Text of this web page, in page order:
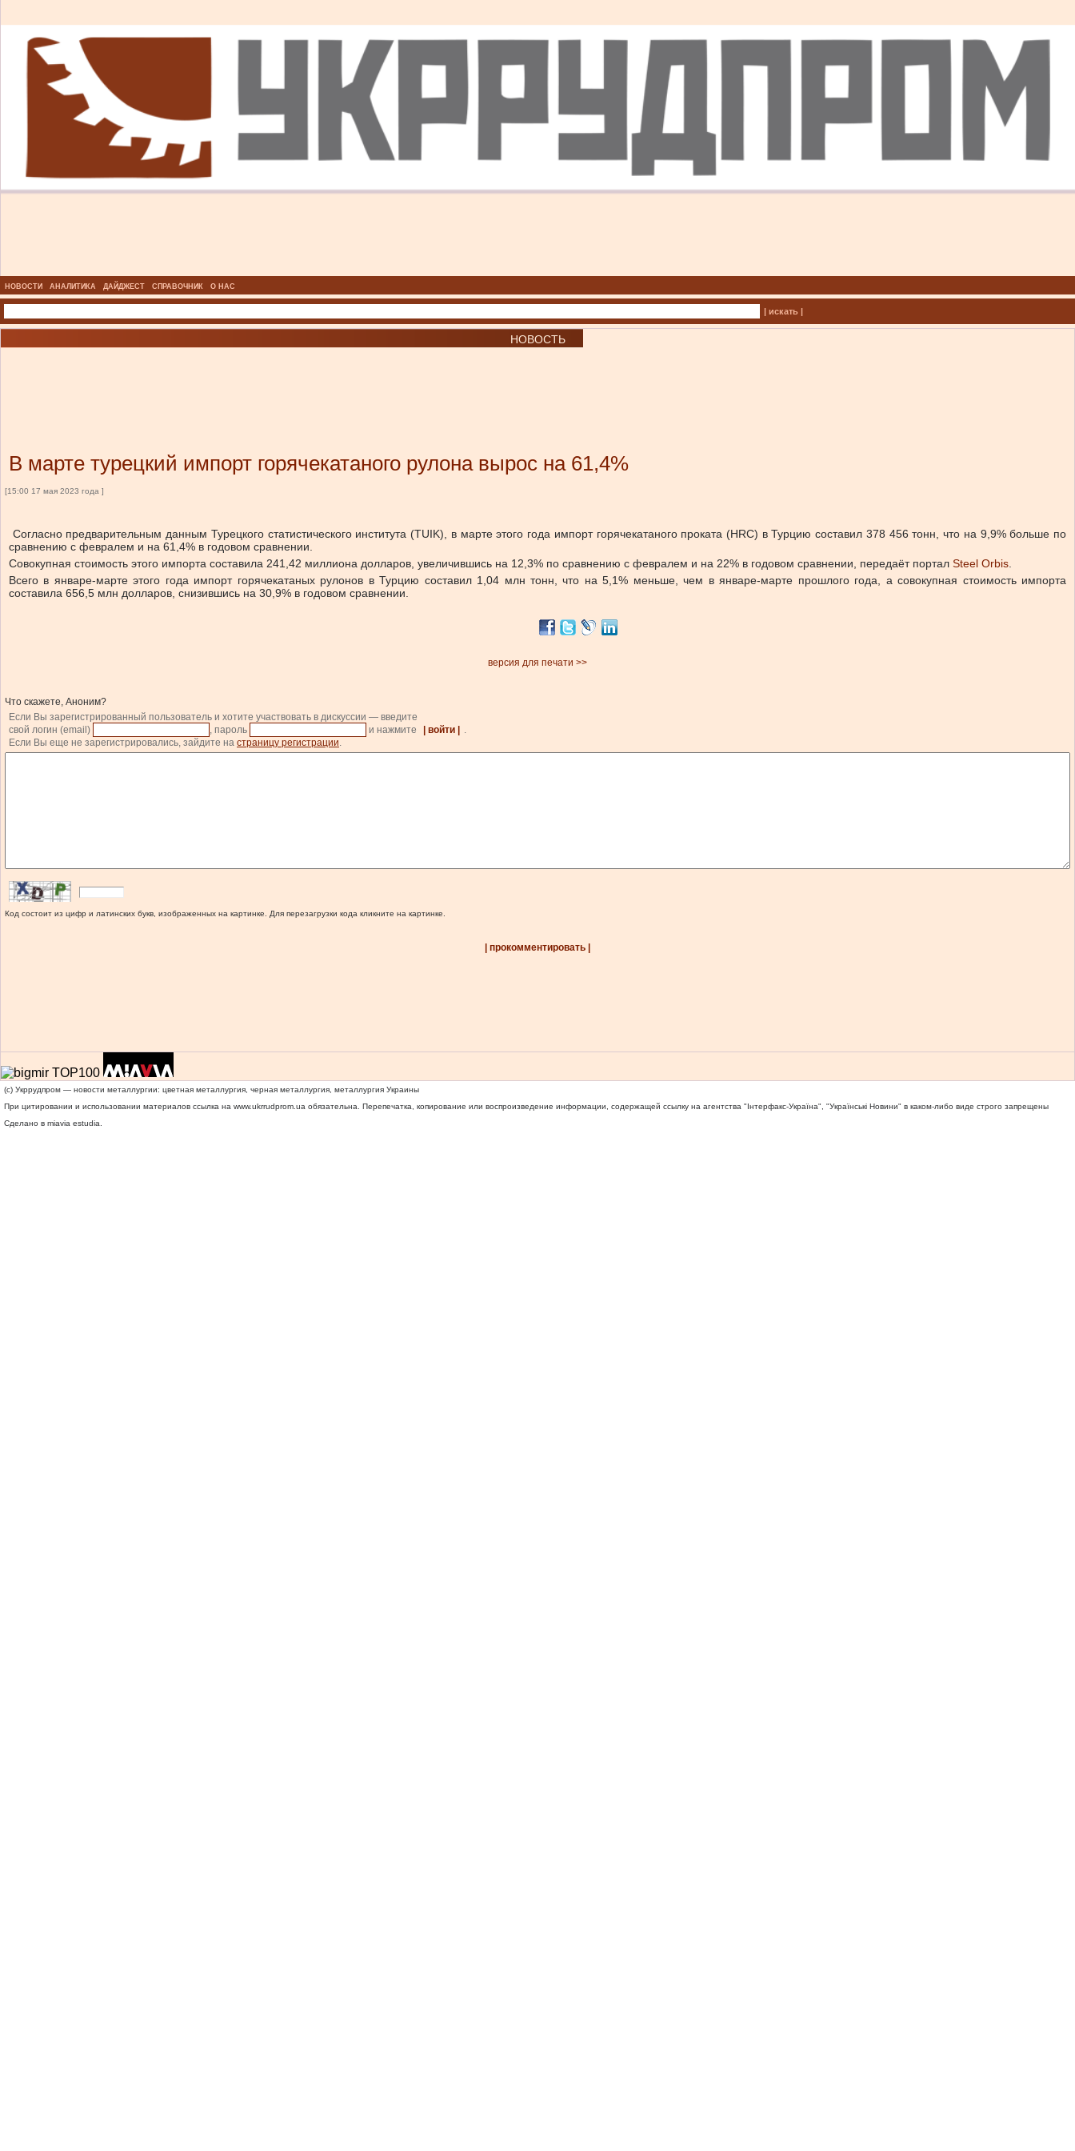
НОВОСТИ АНАЛИТИКА ДАЙДЖЕСТ СПРАВОЧНИК О НАС
| искать |
НОВОСТЬ
В марте турецкий импорт горячекатаного рулона вырос на 61,4%
[15:00 17 мая 2023 года ]
Согласно предварительным данным Турецкого статистического института (TUIK), в марте этого года импорт горячекатаного проката (HRC) в Турцию составил 378 456 тонн, что на 9,9% больше по
сравнению с февралем и на 61,4% в годовом сравнении.
Совокупная стоимость этого импорта составила 241,42 миллиона долларов, увеличившись на 12,3% по сравнению с февралем и на 22% в годовом сравнении, передаёт портал Steel Orbis
Всего в январе-марте этого года импорт горячекатаных рулонов в Турцию составил 1,04 млн тонн, что на 5,1% меньше, чем в январе-марте прошлого года, а совокупная стоимость импорта
составила 656,5 млн долларов, снизившись на 30,9% в годовом сравнении.
версия для печати >>
Что скажете, Аноним?
Если Вы зарегистрированный пользователь и хотите участвовать в дискуссии — введите
свой логин (email)
, пароль и нажмите | войти |
.
Если Вы еще не зарегистрировались, зайдите на страницу регистрации.
Код состоит из цифр и латинских букв, изображенных на картинке. Для перезагрузки кода кликните на картинке.
| прокомментировать |
(c) Укррудпром — новости металлургии: цветная металлургия, черная металлургия, металлургия Украины
При цитировании и использовании материалов ссылка на www.ukrrudprom.ua обязательна. Перепечатка, копирование или воспроизведение информации, содержащей ссылку на агентства "Iнтерфакс-Україна", "Українськi Новини" в каком-либо виде строго запрещены
Сделано в miavia estudia.